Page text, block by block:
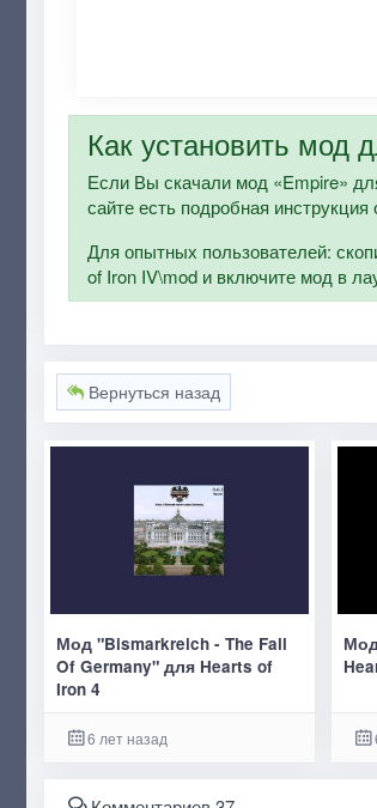
Как установить мод
Если Вы скачали мод «Empire»
сайте есть подробная инструкция
Для опытных пользователей:
of Iron IV\mod и включите мод в
Вернуться назад
Мод "Bismarkreich - The Fall
Of Germany" для Hearts of
Iron 4
6 лет назад